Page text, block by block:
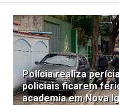
Polícia realiza
policiais ficarem
academia em Nova